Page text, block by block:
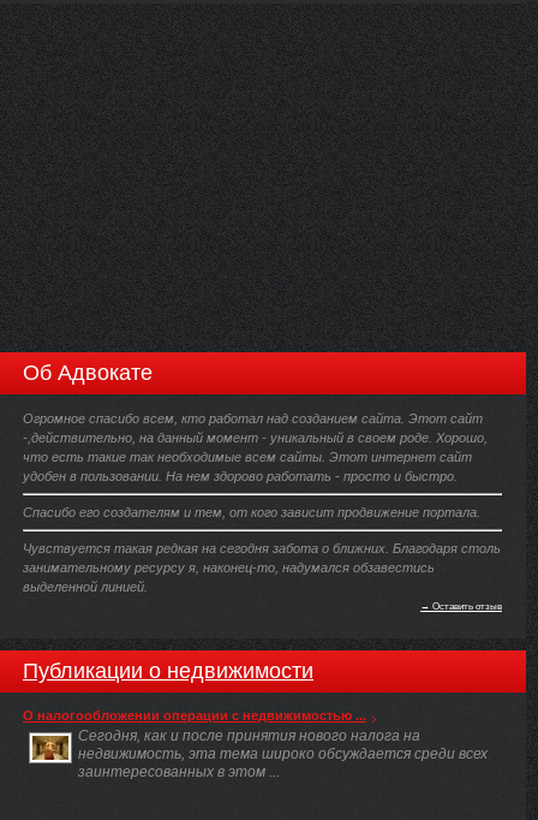
Об Адвокате
Огромное спасибо всем, кто работал над созданием сайта. Этот сайт
-,действительно, на данный момент - уникальный в своем роде. Хорошо,
что есть такие так необходимые всем сайты. Этот интернет сайт
удобен в пользовании. На нем здорово работать - просто и быстро.
Спасибо его создателям и тем, от кого зависит продвижение портала.
Чувствуется такая редкая на сегодня забота о ближних. Благодаря столь
занимательному ресурсу я, наконец-то, надумался обзавестись
выделенной линией.
→ Оставить отзыв
Публикации о недвижимости
О налогообложении операции с недвижимостью ...
Сегодня, как и после принятия нового налога на
недвижимость, эта тема широко обсуждается среди всех
заинтересованных в этом ...